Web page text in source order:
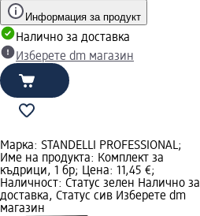
Информация за продукт
Налично за доставка
Изберете dm магазин
Марка: STANDELLI PROFESSIONAL;
Име на продукта: Комплект за
къдрици, 1 бр; Цена: 11,45 €;
Наличност: Статус зелен Налично за
доставка, Статус сив Изберете dm
магазин